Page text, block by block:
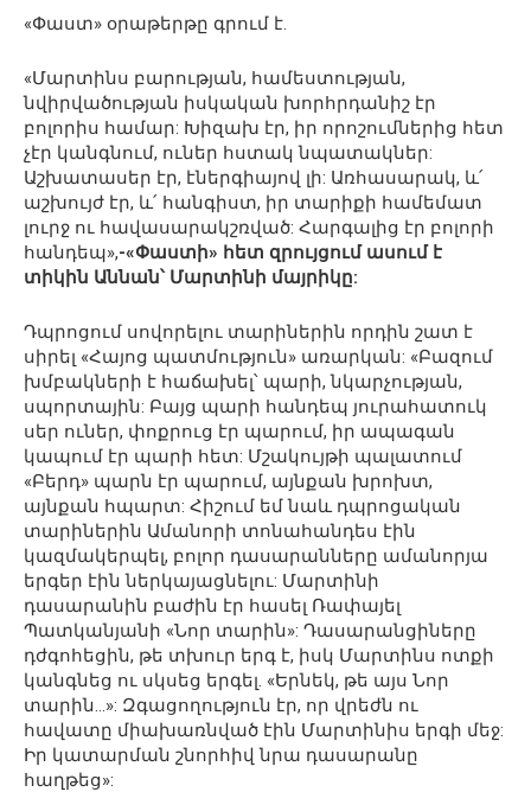
«Փաստ» օրաթերթը գրում է.
«Մարտինս բարության, համեստության,
նվիրվածության իսկական խորհրդանիշ էր
բոլորիս համար: Խիզախ էր, իր որոշումներից հետ
չէր կանգնում, ուներ հստակ նպատակներ:
Աշխատասեր էր, էներգիայով լի: Առհասարակ, և՛
աշխույժ էր, և՛ հանգիստ, իր տարիքի համեմատ
լուրջ ու հավասարակշռված: Հարգալից էր բոլորի
հանդեպ»,-«Փաստի» հետ զրույցում ասում է
տիկին Աննան՝ Մարտինի մայրիկը:
Դպրոցում սովորելու տարիներին որդին շատ է
սիրել «Հայոց պատմություն» առարկան: «Բազում
խմբակների է հաճախել՝ պարի, նկարչության,
սպորտային: Բայց պարի հանդեպ յուրահատուկ
սեր ուներ, փոքրուց էր պարում, իր ապագան
կապում էր պարի հետ: Մշակույթի պալատում
«Բերդ» պարն էր պարում, այնքան խրոխտ,
այնքան հպարտ: Հիշում եմ նաև դպրոցական
տարիներին Ամանորի տոնահանդես էին
կազմակերպել, բոլոր դասարանները ամանորյա
երգեր էին ներկայացնելու: Մարտինի
դասարանին բաժին էր հասել Ռափայել
Պատկանյանի «Նոր տարին»: Դասարանցիները
դժգոհեցին, թե տխուր երգ է, իսկ Մարտինս ոտքի
կանգնեց ու սկսեց երգել. «Երնեկ, թե այս Նոր
տարին…»: Զգացողություն էր, որ վրեժն ու
հավատը միախառնված էին Մարտինիս երգի մեջ:
Իր կատարման շնորհիվ նրա դասարանը
հաղթեց»: